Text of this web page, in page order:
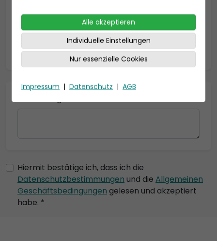
* = Pflichtfelder
Hiermit bestätige ich, dass ich die
Datenschutzbestimmungen und die Allgemeinen
Geschäftsbedingungen gelesen und akzeptiert
habe. *
Alle akzeptieren
Individuelle Einstellungen
Nur essenzielle Cookies
Impressum | Datenschutz | AGB